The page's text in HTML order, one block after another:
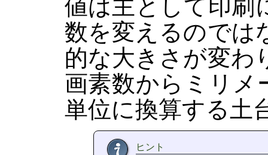
数を変えるのでは
的な大きさが変わ
画素数からミリ
単位に換算する土
ヒント